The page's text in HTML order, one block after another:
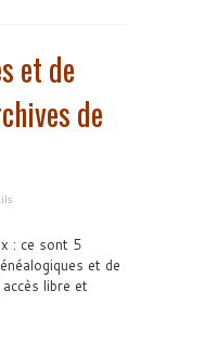
et de
de
: ce sont 5
et de
libre et